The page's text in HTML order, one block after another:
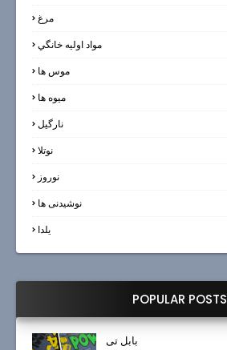
مرغ
مواد اوليه خانگي
موس ها
میوه ها
نارگيل
نوتلا
نوروز
نوشیدنی ها
یلدا
POPULAR POSTS
بابل تی